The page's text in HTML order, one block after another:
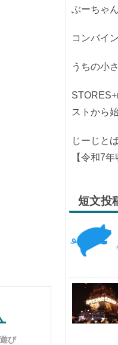
び
ぶーちゃ
コンバイ
うちの小
ストから
じーじと
【令和7年
短文投